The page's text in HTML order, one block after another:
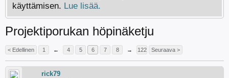
käyttämisen. Lue lisää.
Projektiporukan höpinäketju
< Edellinen 1 ← 4 5 6 7 8 → 122 Seuraava >
rick79